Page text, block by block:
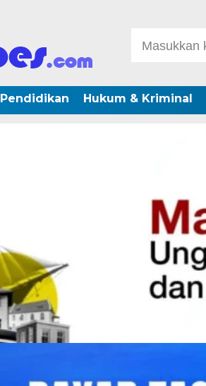
Pendidikan Hukum & Kriminal